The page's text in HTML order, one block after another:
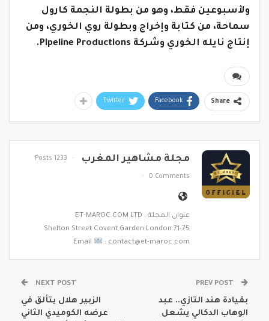
ولأسبوعين فقط، وهو من بطولة النجمة كارول
سماحة، من كتابة وإخراج وبطولة روي الخوري، ومن
إنتاج نايله الخوري وشركة Pipeline Productions
.
Share
Facebook
Twitter
مجلة مشاهير المغرب 1233 Posts
0 Comments
عنوان المجلة : ET-MAROC.COM LTD
71-75 Shelton Street Covent Garden London
Email
: contact@et-maroc.com
بقيادة هند التازي.. عبد
الوهاب الدكالي يشعل
NEXT POST
الزبير هلال يتألق في
عرضه الكوميدي الثاني